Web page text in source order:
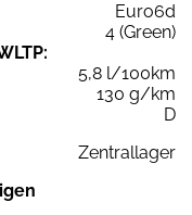
Euro6d
4 (Green)
5,8 l/100km
130 g/km
D
Zentrallager